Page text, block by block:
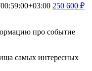
250 600 ₽
про событие
самых интересных